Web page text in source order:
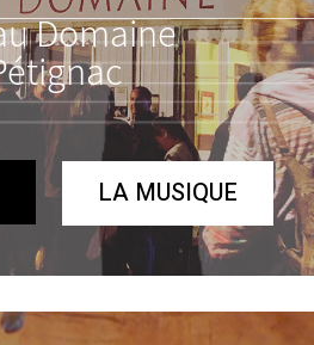
Domaine
LA MUSIQUE